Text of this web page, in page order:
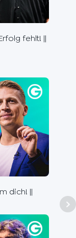
fehlt! ||
dich! ||